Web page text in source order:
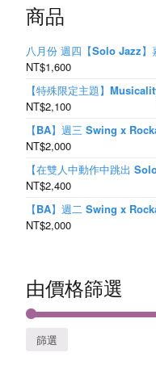
i
n
g
商品
八月份 週四【Solo Jazz】
NT$1,600
【特殊限定主題】
NT$2,100
【BA】週三 Swing x
NT$2,000
【在雙人中動作中跳出
NT$2,400
【BA】週二 Swing x
NT$2,000
由價格篩選
篩選